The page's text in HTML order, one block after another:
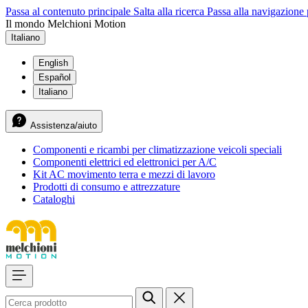
Passa al contenuto principale Salta alla ricerca Passa alla
Il mondo Melchioni Motion
Italiano
English
Español
Italiano
Assistenza/aiuto
Componenti e ricambi per climatizzazione veicoli speciali
Componenti elettrici ed elettronici per A/C
Kit AC movimento terra e mezzi di lavoro
Prodotti di consumo e attrezzature
Cataloghi